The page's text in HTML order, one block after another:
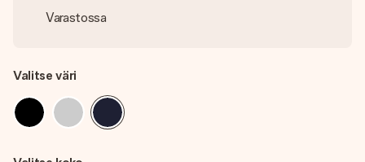
Varastossa
Valitse väri